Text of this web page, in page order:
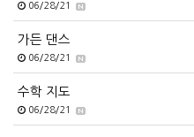
06/28/21
가든 댄스
06/28/21
수학 지도
06/28/21